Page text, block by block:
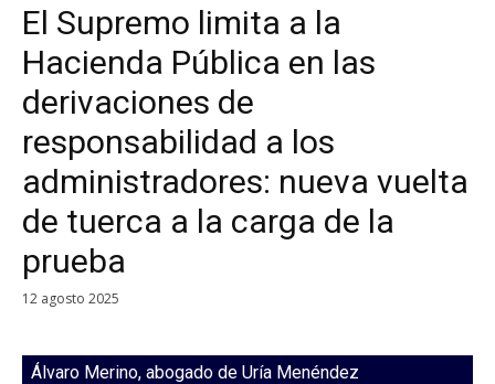
El Supremo limita a la
Hacienda Pública en las
derivaciones de
responsabilidad a los
administradores: nueva vuelta
de tuerca a la carga de la
prueba
12 agosto 2025
Álvaro Merino, abogado de Uría Menéndez